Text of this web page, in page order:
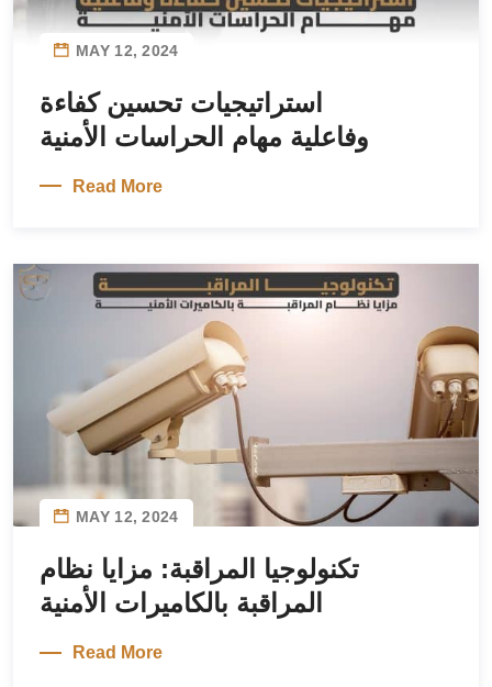
MAY 12, 2024
استراتيجيات تحسين كفاءة
وفاعلية مهام الحراسات الأمنية
Read More
MAY 12, 2024
تكنولوجيا المراقبة: مزايا نظام
المراقبة بالكاميرات الأمنية
Read More